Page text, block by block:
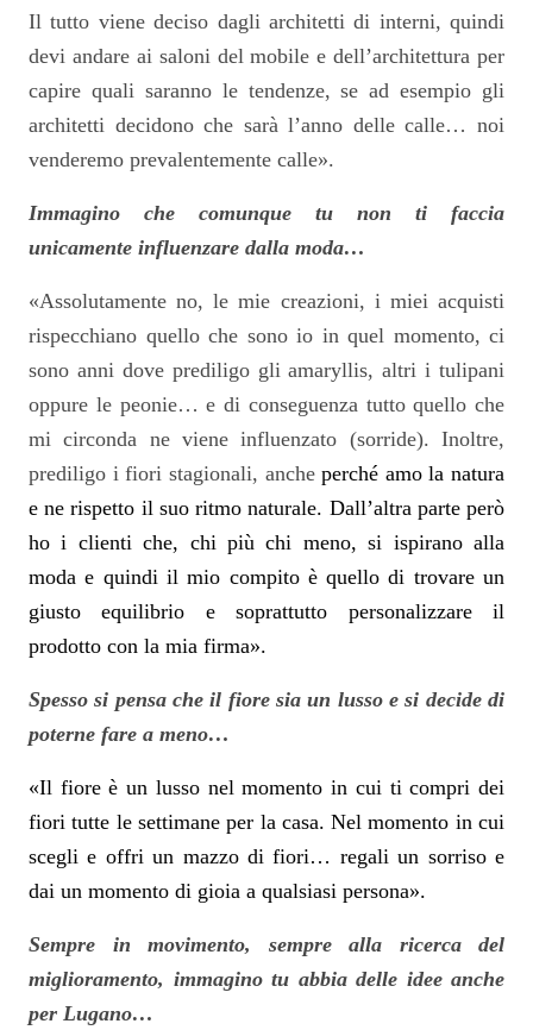
Il tutto viene deciso dagli architetti di interni, quindi
devi andare ai saloni del mobile e dell’architettura per
capire quali saranno le tendenze, se ad esempio gli
architetti decidono che sarà l’anno delle calle… noi
venderemo prevalentemente calle».
Immagino che comunque tu non ti faccia
unicamente influenzare dalla moda…
«Assolutamente no, le mie creazioni, i miei acquisti
rispecchiano quello che sono io in quel momento, ci
sono anni dove prediligo gli amaryllis, altri i tulipani
oppure le peonie… e di conseguenza tutto quello che
mi circonda ne viene influenzato (sorride). Inoltre,
prediligo i fiori stagionali, ancheperché amo la natura
e ne rispetto il suo ritmo naturale. Dall’altra parte però
ho i clienti che, chi più chi meno, si ispirano alla
moda e quindi il mio compito è quello di trovare un
giusto equilibrio e soprattutto personalizzare il
prodotto con la mia firma».
Spesso si pensa che il fiore sia un lusso e si decide di
poterne fare a meno…
«Il fiore è un lusso nel momento in cui ti compri dei
fiori tutte le settimane per la casa. Nel momento in cui
scegli e offri un mazzo di fiori… regali un sorriso e
dai un momento di gioia a qualsiasi persona».
Sempre in movimento, sempre alla ricerca del
miglioramento, immagino tu abbia delle idee anche
per Lugano…